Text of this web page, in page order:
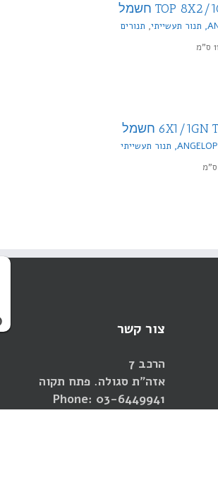
קומביסטימר 8X2/1GN PLUS חשמל
, תנורים
קומביסטימר PLUS 6X1/1GN חשמל
צור קשר
הרכב 7
אזה"ת סגולה. פתח תקוה
Phone: 03-6449941